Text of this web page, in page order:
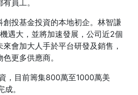
員工。
創投基金投資的本地初企。林智謙
遇大，並將加速發展，公司近2個
會加大人手於平台研發及銷售，
更多供應商。
，目前籌集800萬至1000萬美
。